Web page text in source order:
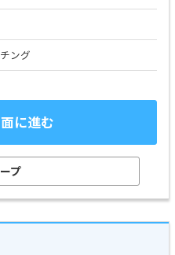
ング
に進む
プ